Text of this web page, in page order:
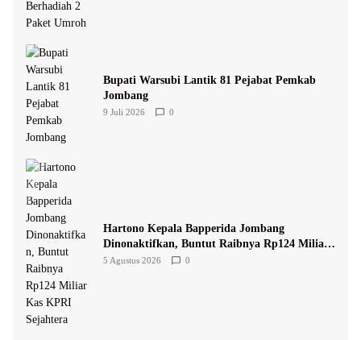
Bupati Warsubi Lantik 81 Pejabat Pemkab
Jombang
9 Juli 2026 0
Hartono Kepala Bapperida Jombang
Dinonaktifkan, Buntut Raibnya Rp124 Miliar
Kas KPRI Sejahtera
5 Agustus 2026 0